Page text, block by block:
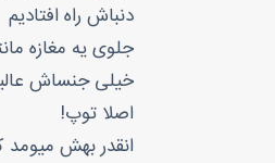
دنباش راه افتادیم
جلوی یه مغازه
خیلی جنساش
اصلا توپ!
انقدر بهش میومد